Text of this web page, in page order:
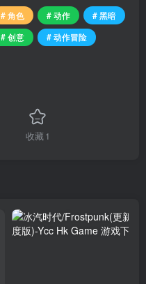
# 角色 # 动作
# 黑暗
# 创意
# 动作冒险
收藏1